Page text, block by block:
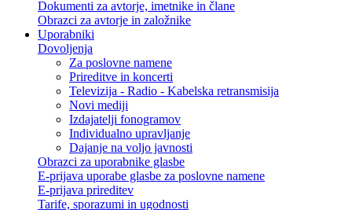
Dokumenti za avtorje, imetnike in člane
Obrazci za avtorje in založnike
Uporabniki
Dovoljenja
Za poslovne namene
Prireditve in koncerti
Televizija - Radio - Kabelska retransmisija
Novi mediji
Izdajatelji fonogramov
Individualno upravljanje
Dajanje na voljo javnosti
Obrazci za uporabnike glasbe
E-prijava uporabe glasbe za poslovne namene
E-prijava prireditev
Tarife, sporazumi in ugodnosti